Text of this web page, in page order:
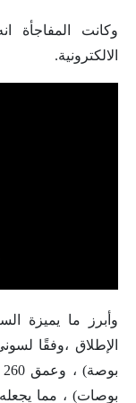
وكانت المفاجأة
الالكترونية.
وأبرز ما يميزة
بوصات) ، مما